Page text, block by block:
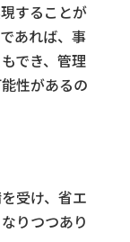
することが
あれば、事
でき、管理
性があるの
受け、省エ
りつつあり